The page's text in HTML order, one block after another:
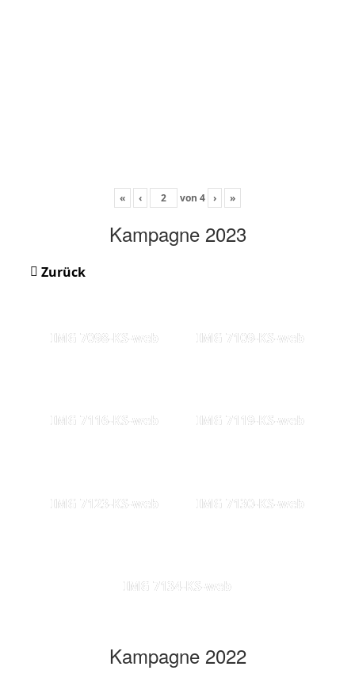
« ‹ von 4 › »
Kampagne 2023
Zurück
IMG 7098-KS-web IMG 7109-KS-web
IMG 7116-KS-web IMG 7119-KS-web
IMG 7123-KS-web IMG 7130-KS-web
IMG 7134-KS-web
Kampagne 2022